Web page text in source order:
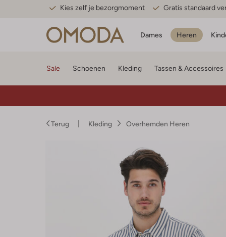
Kies zelf je bezorgmoment Gratis standaard
Dames Heren
Sale Schoenen Kleding Tassen & Accessoires
Terug Kleding Overhemden Heren